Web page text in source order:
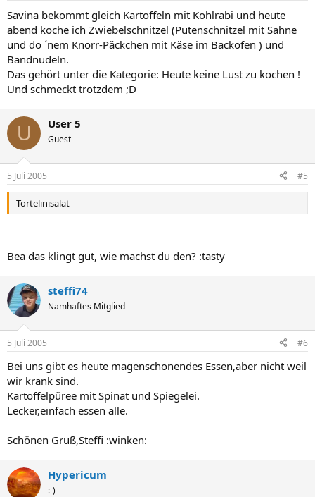
Savina bekommt gleich Kartoffeln mit Kohlrabi und heute
abend koche ich Zwiebelschnitzel (Putenschnitzel mit Sahne
und do ´nem Knorr-Päckchen mit Käse im Backofen ) und
Bandnudeln.
Das gehört unter die Kategorie: Heute keine Lust zu kochen !
Und schmeckt trotzdem ;D
U User 5
Guest
5 Juli 2005 #5
Tortelinisalat
Bea das klingt gut, wie machst du den? :tasty
steffi74
Namhaftes Mitglied
5 Juli 2005 #6
Bei uns gibt es heute magenschonendes Essen,aber nicht weil
wir krank sind.
Kartoffelpüree mit Spinat und Spiegelei.
Lecker,einfach essen alle.
Schönen Gruß,Steffi :winken:
Hypericum
:-)